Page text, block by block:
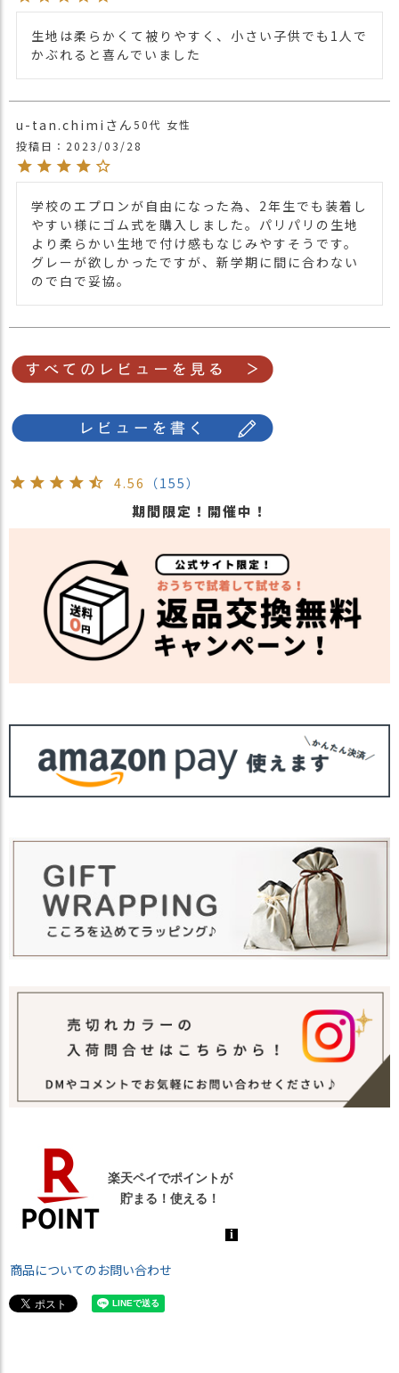
関連商品
他の人気キッズアイテムはこちら
・ダークグレー 灰色 DARK GRAY
・カーキ 緑色 KHAKI
生地は柔らかくて被りやすく、小さい子供でも1人で
かぶれると喜んでいました
u-tan.chimi 50代 女性
投稿日
2023/03/28
学校のエプロンが自由になった為、2年生でも装着し
やすい様にゴム式を購入しました。パリパリの生地
より柔らかい生地で付け感もなじみやすそうです。
グレーが欲しかったですが、新学期に間に合わない
ので白で妥協。
4.56 （155）
期間限定！開催中！
商品についてのお問い合わせ